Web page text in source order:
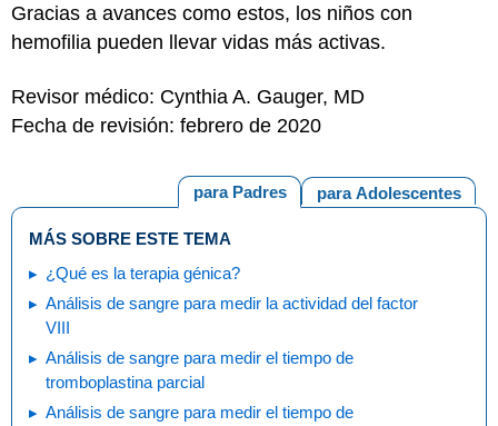
Gracias a avances como estos, los niños con
hemofilia pueden llevar vidas más activas.
Revisor médico: Cynthia A. Gauger, MD
Fecha de revisión: febrero de 2020
para Adolescentes
para Padres
MÁS SOBRE ESTE TEMA
¿Qué es la terapia génica?
Análisis de sangre para medir la actividad del factor
VIII
Análisis de sangre para medir el tiempo de
tromboplastina parcial
Análisis de sangre para medir el tiempo de